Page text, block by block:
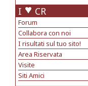
I CR
Forum
Collabora con noi
I risultati sul tuo sito!
Area Riservata
Visite
Siti Amici